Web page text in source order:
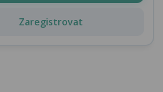
Zaregistrovat